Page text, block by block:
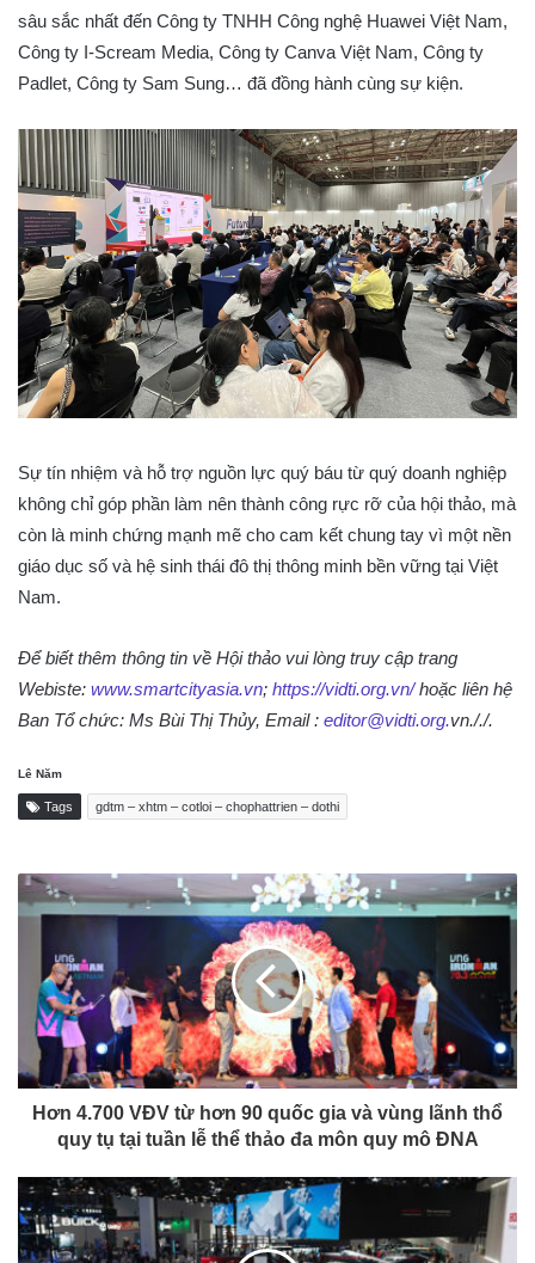
sâu sắc nhất đến Công ty TNHH Công nghệ Huawei Việt Nam,
Công ty I-Scream Media, Công ty Canva Việt Nam, Công ty
Padlet, Công ty Sam Sung… đã đồng hành cùng sự kiện.
Sự tín nhiệm và hỗ trợ nguồn lực quý báu từ quý doanh nghiệp
không chỉ góp phần làm nên thành công rực rỡ của hội thảo, mà
còn là minh chứng mạnh mẽ cho cam kết chung tay vì một nền
giáo dục số và hệ sinh thái đô thị thông minh bền vững tại Việt
Nam.
Để biết thêm thông tin về Hội thảo vui lòng truy cập trang
Webiste: www.smartcityasia.vn; https://vidti.org.vn/hoặc liên hệ
Ban Tổ chức: Ms Bùi Thị Thủy, Email : editor@vidti.org.vn././.
Lê Năm
Tags gdtm – xhtm – cotloi – chophattrien – dothi
Hơn 4.700 VĐV từ hơn 90 quốc gia và vùng lãnh thổ
quy tụ tại tuần lễ thể thảo đa môn quy mô ĐNA